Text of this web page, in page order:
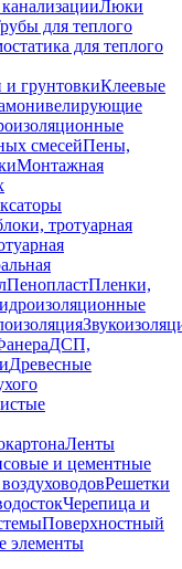
Люки
для теплого
для теплого
и грунтовкиКлеевые
смесейПены,
Монтажная
тротуарная
ПенопластПленки,
ДСП,
Древесные
Ленты
и цементные
Решетки
Черепица и
Поверхностный
элементы